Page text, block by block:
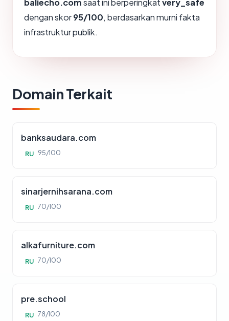
baliecho.comsaat ini berperingkatvery_safe
dengan skor95/100, berdasarkan murni fakta
infrastruktur publik.
Domain Terkait
banksaudara.com
RU 95/100
sinarjernihsarana.com
RU 70/100
alkafurniture.com
RU 70/100
pre.school
RU 78/100